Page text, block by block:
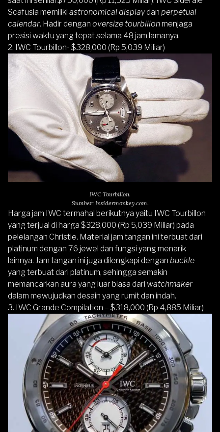
Scafusia memiliki astronomical displaydan perpetual
calendar. Hadir dengan oversize tourbillonmenjaga
presisi waktu yang tepat selama 48 jam lamanya.
2. IWC Tourbillon- $328,000 (Rp 5,039 Miliar)
IWC Tourbillon.
Sumber: Insidermonkey.com.
Harga jam IWC termahal berikutnya yaitu IWC Tourbillon
yang terjual di harga $328,000 (Rp 5,039 Miliar) pada
pelelangan Christie. Material jam tangan ini terbuat dari
platinum dengan 76 jewel dan fungsi yang menarik
lainnya. Jam tangan ini juga dilengkapi dengan buckle
yang terbuat dari platinum, sehingga semakin
memancarkan aura yang luar biasa dari watchmaker
dalam mewujudkan desain yang rumit dan indah.
3. IWC Grande Compilation – $318,000 (Rp 4,885 Miliar)